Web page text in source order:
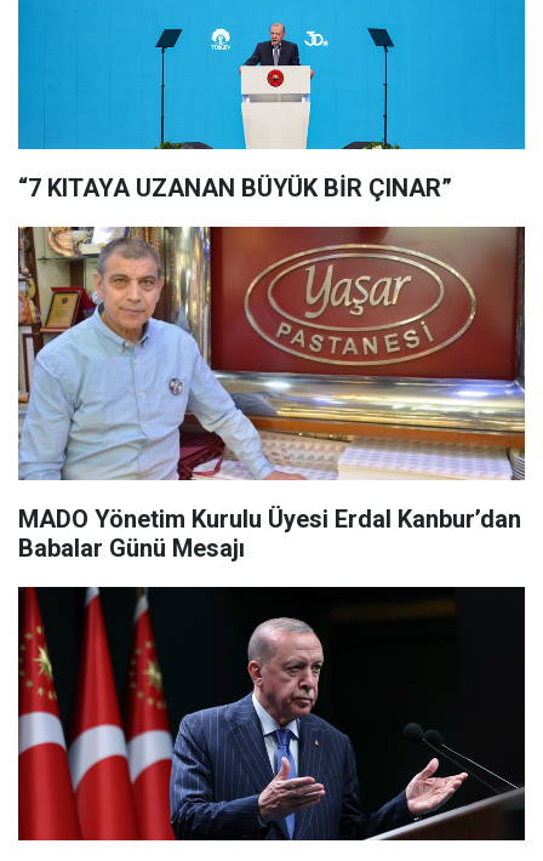
“7 KITAYA UZANAN BÜYÜK BİR ÇINAR”
MADO Yönetim Kurulu Üyesi Erdal Kanbur’dan
Babalar Günü Mesajı